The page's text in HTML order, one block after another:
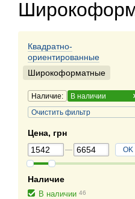
Квадратно-
ориентированные
Широкоформатные
Наличие:
В наличии
Очистить фильтр
Цена, грн
OK
Наличие
В наличии 46